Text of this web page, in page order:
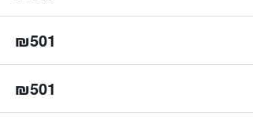
₪501
₪501